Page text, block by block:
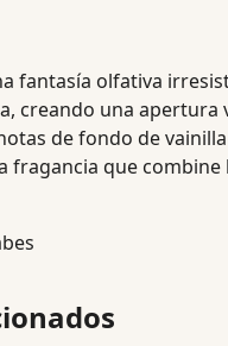
fantasía olfativa
creando una apertura
de fondo de
fragancia que